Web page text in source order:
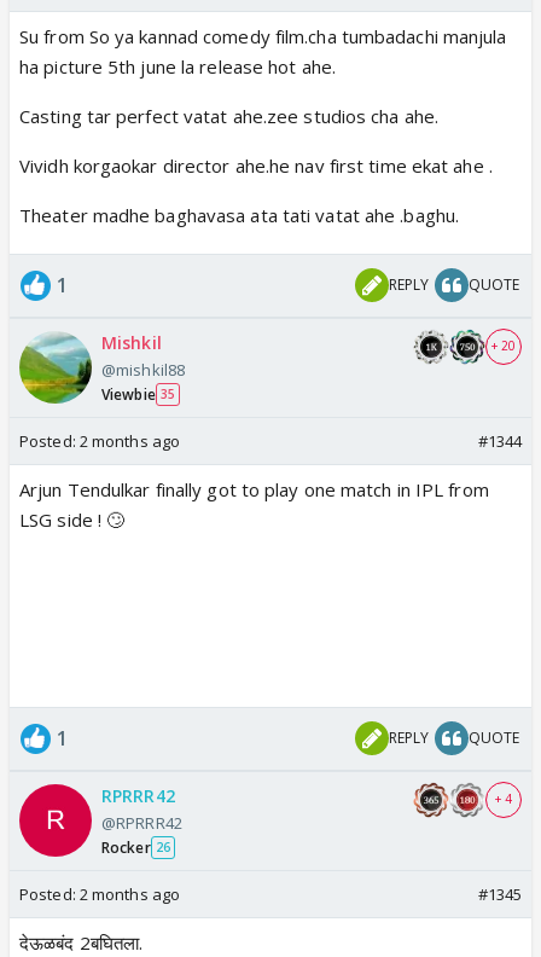
Su from So ya kannad comedy film.cha tumbadachi manjula
ha picture 5th june la release hot ahe.
Casting tar perfect vatat ahe.zee studios cha ahe.
Vividh korgaokar director ahe.he nav first time ekat ahe .
Theater madhe baghavasa ata tati vatat ahe .baghu.
1 REPLY QUOTE
Mishkil
@mishkil88
Viewbie 35
+ 20
Posted: 2 months ago #1344
Arjun Tendulkar finally got to play one match in IPL from
LSG side ! 🙄
1 REPLY QUOTE
RPRRR42
@RPRRR42
Rocker 26
+ 4
Posted: 2 months ago #1345
देऊळबंद 2बघितला.